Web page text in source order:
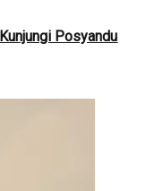
Posyandu